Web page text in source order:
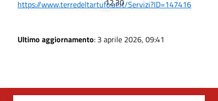
12.30
https://www.terredeltartufo.at.it/Servizi?ID=147416
Ultimo aggiornamento: 3 aprile 2026, 09:41